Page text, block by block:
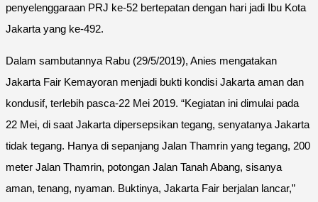
penyelenggaraan PRJ ke-52 bertepatan dengan hari jadi Ibu Kota
Jakarta yang ke-492.
Dalam sambutannya Rabu (29/5/2019), Anies mengatakan
Jakarta Fair Kemayoran menjadi bukti kondisi Jakarta aman dan
kondusif, terlebih pasca-22 Mei 2019. “Kegiatan ini dimulai pada
22 Mei, di saat Jakarta dipersepsikan tegang, senyatanya Jakarta
tidak tegang. Hanya di sepanjang Jalan Thamrin yang tegang, 200
meter Jalan Thamrin, potongan Jalan Tanah Abang, sisanya
aman, tenang, nyaman. Buktinya, Jakarta Fair berjalan lancar,”